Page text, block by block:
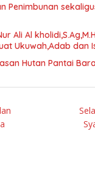
Penimbunan
Ali Al
Ukuwah,Adab dan
Hutan Pantai